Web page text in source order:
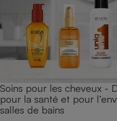
Soins pour les cheveux -
pour la santé et pour
salles de bains